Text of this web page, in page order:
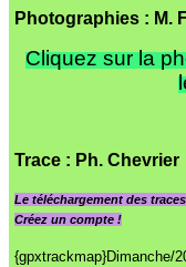
Photographies : M.
Cliquez sur la
Trace : Ph. Chevrier
Le téléchargement des
Créez un compte !
{gpxtrackmap}Dimanche/